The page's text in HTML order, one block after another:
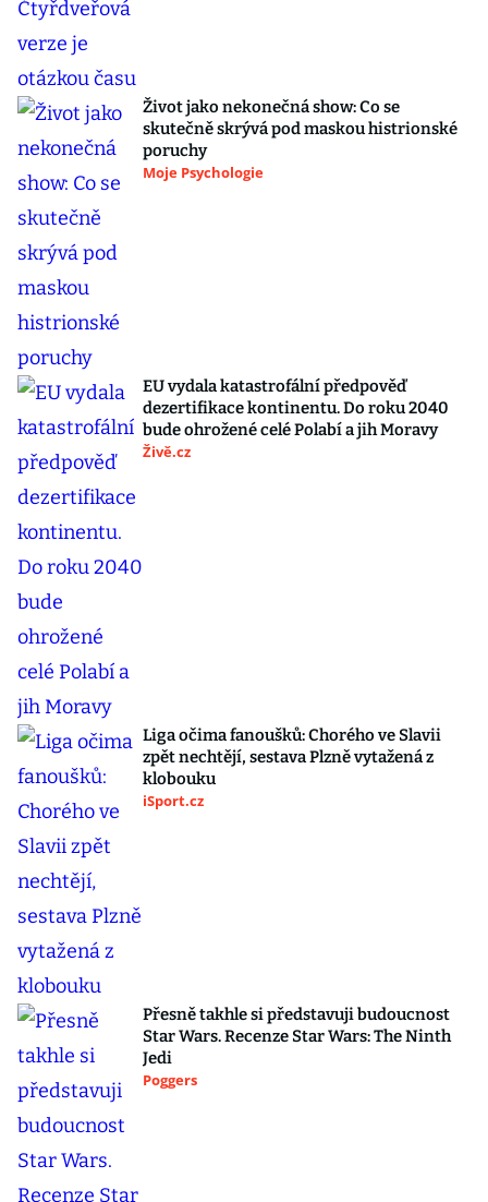
Život jako nekonečná show: Co se
skutečně skrývá pod maskou histrionské
poruchy
Moje Psychologie
EU vydala katastrofální předpověď
dezertifikace kontinentu. Do roku 2040
bude ohrožené celé Polabí a jih Moravy
Živě.cz
Liga očima fanoušků: Chorého ve Slavii
zpět nechtějí, sestava Plzně vytažená z
klobouku
iSport.cz
Přesně takhle si představuji budoucnost
Star Wars. Recenze Star Wars: The Ninth
Jedi
Poggers